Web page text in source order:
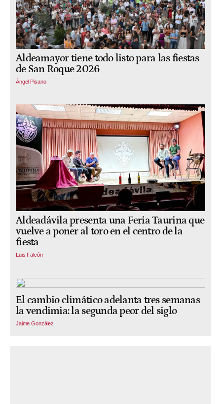
Aldeamayor tiene todo listo para las fiestas
de San Roque 2026
Ángel Pisano
Aldeadávila presenta una Feria Taurina que
vuelve a poner al toro en el centro de la
fiesta
Luis Falcón
El cambio climático adelanta tres semanas
la vendimia: la segunda peor del siglo
Jaime González